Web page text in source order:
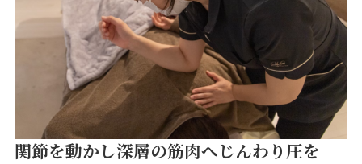
関節を動かし深層の筋肉へじんわり圧を